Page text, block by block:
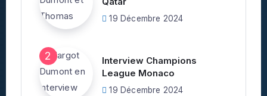
19 Décembre 2024
Interview Champions
League Monaco
19 Décembre 2024